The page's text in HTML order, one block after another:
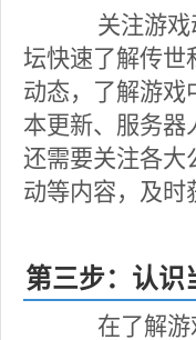
关注游戏动
坛快速了解传世
动态，了解游戏
本更新、服务器
还需要关注各大
动等内容，及时
第三步：认识
在了解游戏